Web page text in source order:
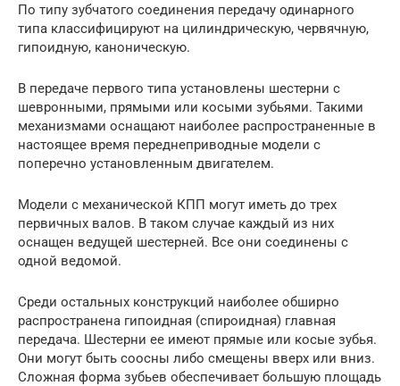
По типу зубчатого соединения передачу одинарного
типа классифицируют на цилиндрическую, червячную,
гипоидную, каноническую.
В передаче первого типа установлены шестерни с
шевронными, прямыми или косыми зубьями. Такими
механизмами оснащают наиболее распространенные в
настоящее время переднеприводные модели с
поперечно установленным двигателем.
Модели с механической КПП могут иметь до трех
первичных валов. В таком случае каждый из них
оснащен ведущей шестерней. Все они соединены с
одной ведомой.
Среди остальных конструкций наиболее обширно
распространена гипоидная (спироидная) главная
передача. Шестерни ее имеют прямые или косые зубья.
Они могут быть соосны либо смещены вверх или вниз.
Сложная форма зубьев обеспечивает большую площадь